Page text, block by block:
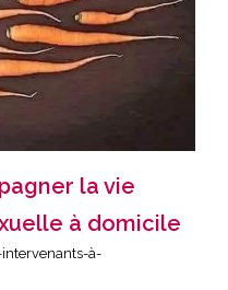
la vie
à domicile
à-